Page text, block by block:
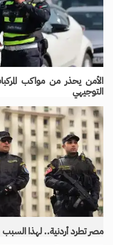
الأمن يحذر من مواكب
التوجيهي
مصر تطرد أردنية.. لهذا السبب